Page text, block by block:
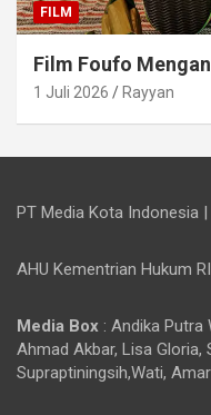
FILM
Film Foufo
1 Juli 2026 Rayyan
PT Media Kota Indonesia
AHU Kementrian Hukum
Media Box : Andika Putra
Ahmad Akbar, Lisa Gloria,
Supraptiningsih,Wati, Amar